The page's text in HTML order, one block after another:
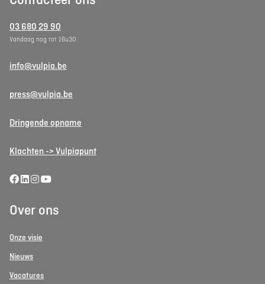
03 680 29 90
Vandaag nog tot 16u30
info@vulpia.be
press@vulpia.be
Dringende opname
Klachten -> Vulpiapunt
Over ons
Onze visie
Nieuws
Vacatures